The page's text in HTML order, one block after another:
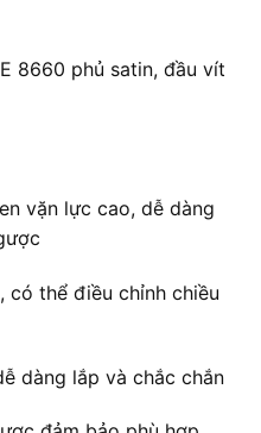
8660 phủ satin, đầu vít
vặn lực cao, dễ dàng
có thể điều chỉnh chiều
dàng lắp và chắc chắn